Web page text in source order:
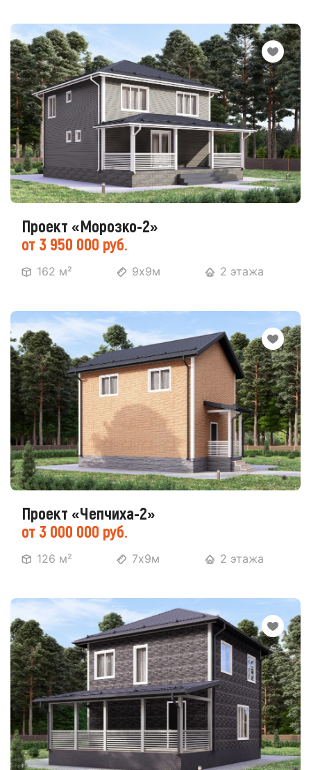
Проект «Морозко-2»
от 3 950 000 руб.
162 м² 9х9м 2 этажа
Проект «Чепчиха-2»
от 3 000 000 руб.
126 м² 7х9м 2 этажа